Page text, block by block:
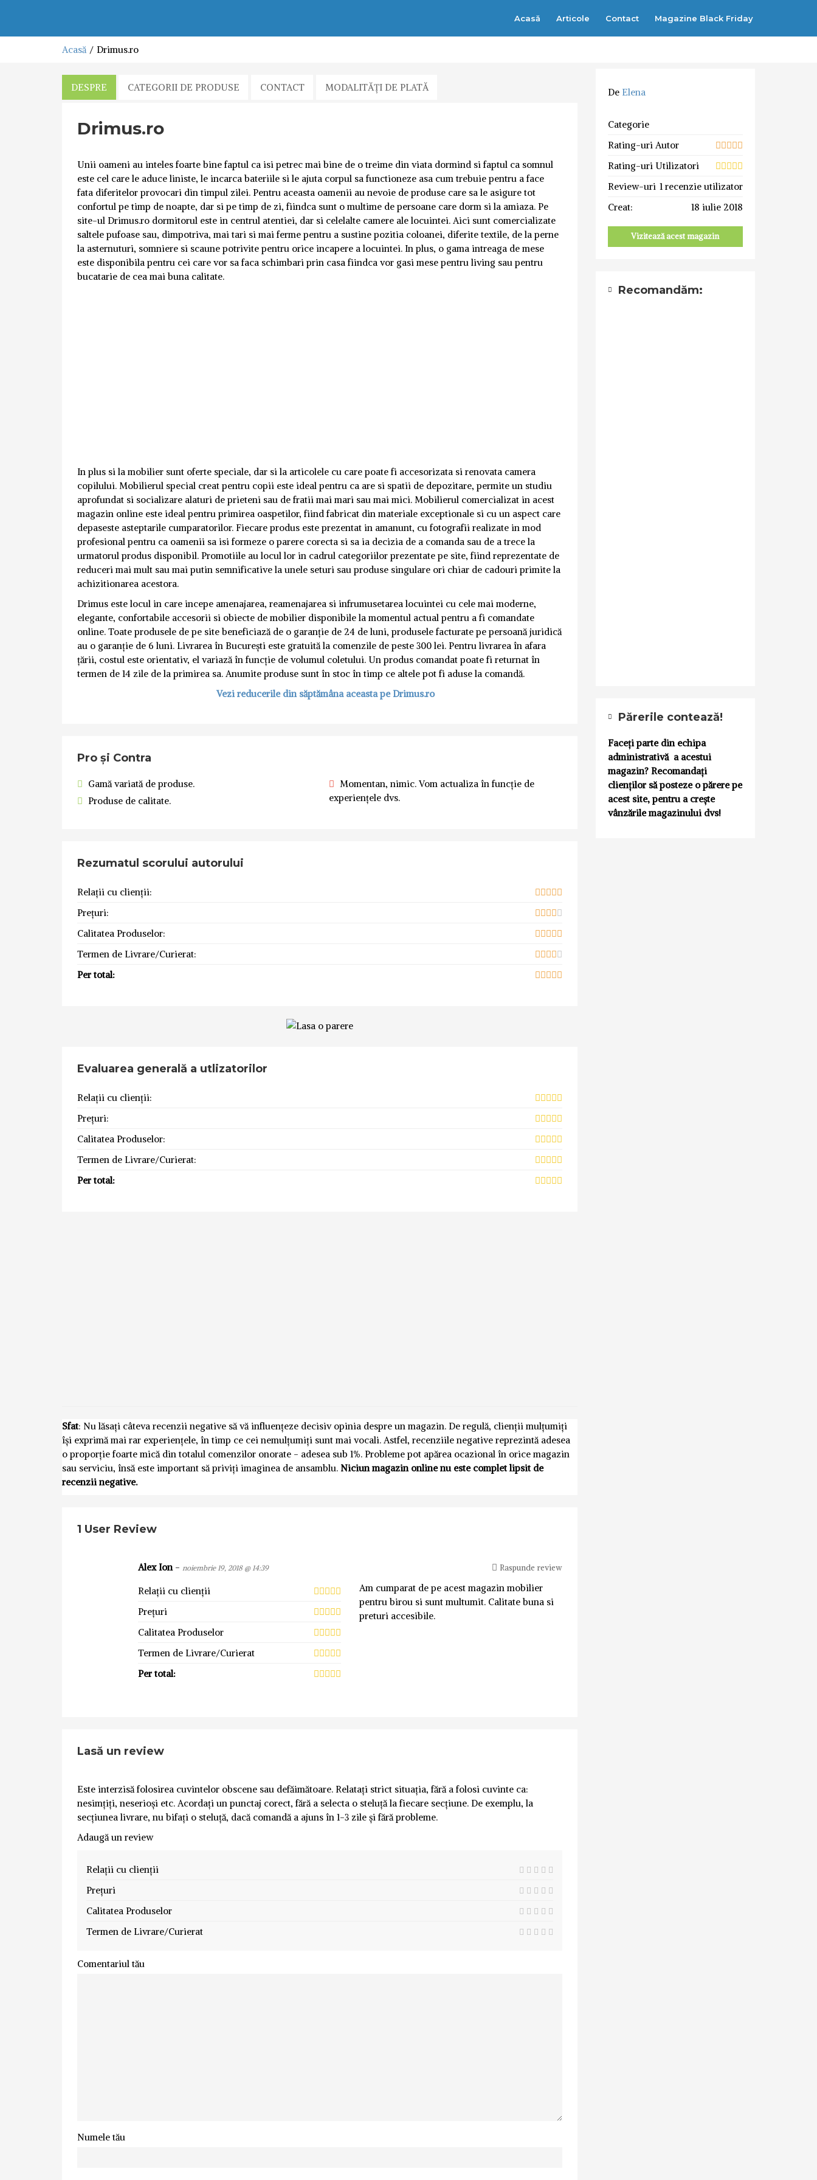
Acasă Articole Contact Magazine Black Friday
Acasă Drimus.ro
DESPRE CATEGORII DE PRODUSE CONTACT MODALITĂȚI DE PLATĂ
Drimus.ro
Unii oameni au inteles foarte bine faptul ca isi petrec mai bine de o treime din viata dormind si faptul ca somnul
este cel care le aduce liniste, le incarca bateriile si le ajuta corpul sa functioneze asa cum trebuie pentru a face
fata diferitelor provocari din timpul zilei. Pentru aceasta oamenii au nevoie de produse care sa le asigure tot
confortul pe timp de noapte, dar si pe timp de zi, fiindca sunt o multime de persoane care dorm si la amiaza. Pe
site-ul Drimus.ro dormitorul este in centrul atentiei, dar si celelalte camere ale locuintei. Aici sunt comercializate
saltele pufoase sau, dimpotriva, mai tari si mai ferme pentru a sustine pozitia coloanei, diferite textile, de la perne
la asternuturi, somniere si scaune potrivite pentru orice incapere a locuintei. In plus, o gama intreaga de mese
este disponibila pentru cei care vor sa faca schimbari prin casa fiindca vor gasi mese pentru living sau pentru
bucatarie de cea mai buna calitate.
In plus si la mobilier sunt oferte speciale, dar si la articolele cu care poate fi accesorizata si renovata camera
copilului. Mobilierul special creat pentru copii este ideal pentru ca are si spatii de depozitare, permite un studiu
aprofundat si socializare alaturi de prieteni sau de fratii mai mari sau mai mici. Mobilierul comercializat in acest
magazin online este ideal pentru primirea oaspetilor, fiind fabricat din materiale exceptionale si cu un aspect care
depaseste asteptarile cumparatorilor. Fiecare produs este prezentat in amanunt, cu fotografii realizate in mod
profesional pentru ca oamenii sa isi formeze o parere corecta si sa ia decizia de a comanda sau de a trece la
urmatorul produs disponibil. Promotiile au locul lor in cadrul categoriilor prezentate pe site, fiind reprezentate de
reduceri mai mult sau mai putin semnificative la unele seturi sau produse singulare ori chiar de cadouri primite la
achizitionarea acestora.
Drimus este locul in care incepe amenajarea, reamenajarea si infrumusetarea locuintei cu cele mai moderne,
elegante, confortabile accesorii si obiecte de mobilier disponibile la momentul actual pentru a fi comandate
online. Toate produsele de pe site beneficiază de o garanție de 24 de luni, produsele facturate pe persoană juridică
au o garanție de 6 luni. Livrarea în București este gratuită la comenzile de peste 300 lei. Pentru livrarea în afara
țării, costul este orientativ, el variază în funcție de volumul coletului. Un produs comandat poate fi returnat în
termen de 14 zile de la primirea sa. Anumite produse sunt în stoc în timp ce altele pot fi aduse la comandă.
Vezi reducerile din săptămâna aceasta pe Drimus.ro
Pro și Contra
Gamă variată de produse.
Produse de calitate.
Momentan, nimic. Vom actualiza în funcție de
experiențele dvs.
Rezumatul scorului autorului
Relații cu clienții:
Prețuri:
Calitatea Produselor:
Termen de Livrare/Curierat:
Per total:
Evaluarea generală a utlizatorilor
Relații cu clienții:
Prețuri:
Calitatea Produselor:
Termen de Livrare/Curierat:
Per total:
Sfat: Nu lăsați câteva recenzii negative să vă influențeze decisiv opinia despre un magazin. De regulă, clienții mulțumiți
își exprimă mai rar experiențele, în timp ce cei nemulțumiți sunt mai vocali. Astfel, recenziile negative reprezintă adesea
o proporție foarte mică din totalul comenzilor onorate - adesea sub 1%. Probleme pot apărea ocazional în orice magazin
sau serviciu, însă este important să priviți imaginea de ansamblu. Niciun magazin online nu este complet lipsit de
recenzii negative.
1 User Review
Alex Ion- noiembrie 19, 2018 @ 14:39 Raspunde review
Relații cu clienții
Prețuri
Calitatea Produselor
Termen de Livrare/Curierat
Per total:
Am cumparat de pe acest magazin mobilier
pentru birou si sunt multumit. Calitate buna si
preturi accesibile.
Lasă un review
Este interzisă folosirea cuvintelor obscene sau defăimătoare. Relatați strict situația, fără a folosi cuvinte ca:
nesimțiți, neserioși etc. Acordați un punctaj corect, fără a selecta o steluță la fiecare secțiune. De exemplu, la
secțiunea livrare, nu bifați o steluță, dacă comandă a ajuns în 1-3 zile și fără probleme.
Adaugă un review
Relații cu clienții
Prețuri
Calitatea Produselor
Termen de Livrare/Curierat
Comentariul tău
Numele tău
De Elena
Categorie
Rating-uri Autor
Rating-uri Utilizatori
Review-uri 1 recenzie utilizator
Creat:
18 iulie 2018
Vizitează acest magazin
Recomandăm:
Părerile contează!
Faceți parte din echipa
administrativă a acestui
magazin? Recomandați
clienților să posteze o părere pe
acest site, pentru a crește
vânzările magazinului dvs!